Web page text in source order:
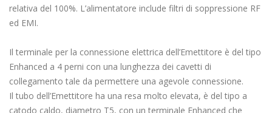
relativa del 100%. L’alimentatore include filtri di soppressione RF
ed EMI.
Il terminale per la connessione elettrica dell’Emettitore è del tipo
Enhanced a 4 perni con una lunghezza dei cavetti di
collegamento tale da permettere una agevole connessione.
Il tubo dell’Emettitore ha una resa molto elevata, è del tipo a
catodo caldo, diametro T5, con un terminale Enhanced che